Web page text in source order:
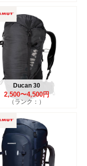
Ducan 30
2,500〜4,500円
（ランク：）